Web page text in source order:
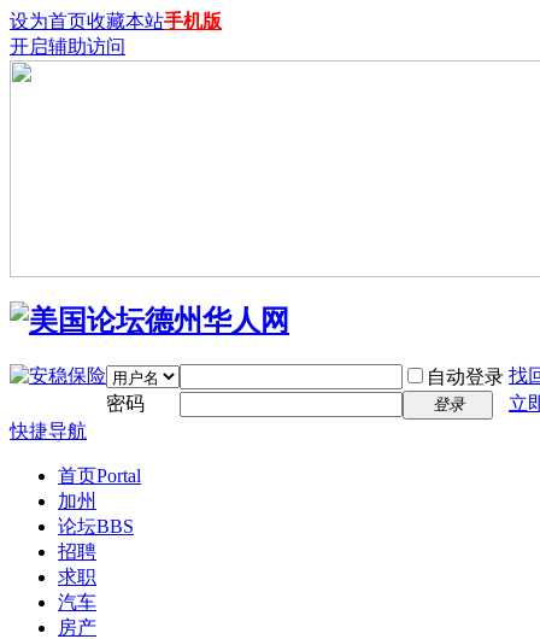
设为首页收藏本站手机版
开启辅助访问
自动登录 找
密码
登录
立
快捷导航
首页Portal
加州
论坛BBS
招聘
求职
汽车
房产